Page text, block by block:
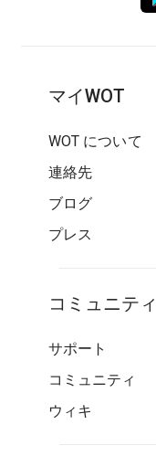
マイWOT
WOT について
連絡先
ブログ
プレス
コミュニティ
サポート
コミュニティ
ウィキ